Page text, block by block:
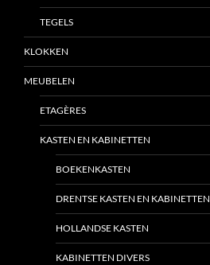
TEGELS
KLOKKEN
MEUBELEN
ETAGÈRES
KASTEN EN KABINETTEN
BOEKENKASTEN
DRENTSE KASTEN EN KABINETTEN
HOLLANDSE KASTEN
KABINETTEN DIVERS